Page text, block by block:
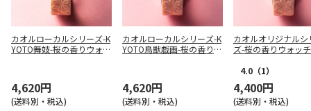
カオルローカルシリーズ-K
YOTO舞妓-桜の香りウォッ
4,620円
(送料別・税込)
カオルローカルシリーズ-K
YOTO鳥獣戯画-桜の香りウ
4,620円
(送料別・税込)
カオルオリジナルシ
ズ-桜の香りウォッ
4.0 （1）
4,400円
(送料別・税込)